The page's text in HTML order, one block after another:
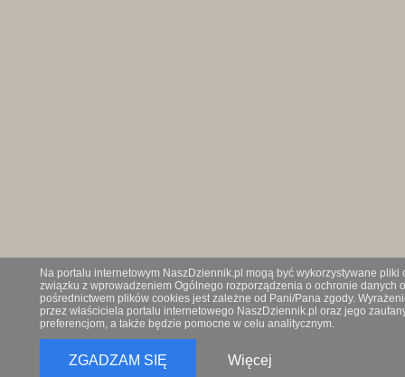
Na portalu internetowym NaszDziennik.pl mogą być wykorzystywane
związku z wprowadzeniem Ogólnego rozporządzenia o ochronie danych
pośrednictwem plików cookies jest zależne od Pani/Pana zgody.
przez właściciela portalu internetowego NaszDziennik.pl oraz jego
preferencjom, a także będzie pomocne w celu analitycznym.
ZGADZAM SIĘ Więcej